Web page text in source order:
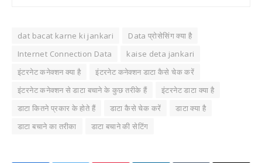
dat bacat karne ki jankari
Data प्रोसेसिंग क्या है
Internet Connection Data
kaise deta jankari
इंटरनेट कनेक्शन क्या है
इंटरनेट कनेक्शन डाटा कैसे चेक करें
इंटरनेट कनेक्शन से डाटा बचाने के कुछ तरीके हैं
इंटरनेट डाटा क्या है
डाटा कितने प्रकार के होते हैं
डाटा कैसे चेक करें
डाटा क्या है
डाटा बचाने का तरीका
डाटा बचाने की सेटिंग